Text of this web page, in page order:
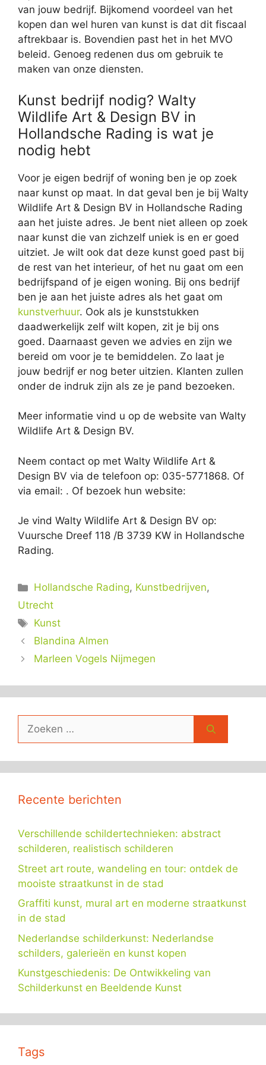
van jouw bedrijf. Bijkomend voordeel van het
kopen dan wel huren van kunst is dat dit fiscaal
aftrekbaar is. Bovendien past het in het MVO
beleid. Genoeg redenen dus om gebruik te
maken van onze diensten.
Kunst bedrijf nodig? Walty
Wildlife Art & Design BV in
Hollandsche Rading is wat je
nodig hebt
Voor je eigen bedrijf of woning ben je op zoek
naar kunst op maat. In dat geval ben je bij Walty
Wildlife Art & Design BV in Hollandsche Rading
aan het juiste adres. Je bent niet alleen op zoek
naar kunst die van zichzelf uniek is en er goed
uitziet. Je wilt ook dat deze kunst goed past bij
de rest van het interieur, of het nu gaat om een
bedrijfspand of je eigen woning. Bij ons bedrijf
ben je aan het juiste adres als het gaat om
kunstverhuur. Ook als je kunststukken
daadwerkelijk zelf wilt kopen, zit je bij ons
goed. Daarnaast geven we advies en zijn we
bereid om voor je te bemiddelen. Zo laat je
jouw bedrijf er nog beter uitzien. Klanten zullen
onder de indruk zijn als ze je pand bezoeken.
Meer informatie vind u op de website van Walty
Wildlife Art & Design BV.
Neem contact op met Walty Wildlife Art &
Design BV via de telefoon op: 035-5771868. Of
via email: . Of bezoek hun website:
Je vind Walty Wildlife Art & Design BV op:
Vuursche Dreef 118 /B 3739 KW in Hollandsche
Rading.
Categorieën
Hollandsche Rading, Kunstbedrijven,
Utrecht
Tags
Kunst
Blandina Almen
Marleen Vogels Nijmegen
Zoek
Recente berichten
Verschillende schildertechnieken: abstract
schilderen, realistisch schilderen
Street art route, wandeling en tour: ontdek de
mooiste straatkunst in de stad
Graffiti kunst, mural art en moderne straatkunst
in de stad
Nederlandse schilderkunst: Nederlandse
schilders, galerieën en kunst kopen
Kunstgeschiedenis: De Ontwikkeling van
Schilderkunst en Beeldende Kunst
Tags